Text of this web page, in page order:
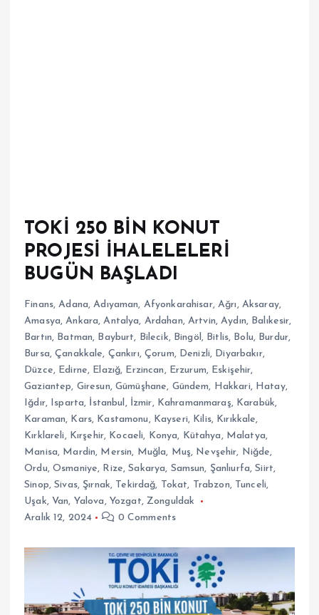
TOKİ 250 BİN KONUT
PROJESİ İHALELELERİ
BUGÜN BAŞLADI
Finans,Adana,Adıyaman, Afyonkarahisar, Ağrı , Aksaray,
Amasya,Ankara,Antalya, Ardahan, Artvin,Aydın, Balıkesir,
Bartın, Batman, Bayburt, Bilecik, Bingöl , Bitlis, Bolu, Burdur,
Bursa,Çanakkale, Çankırı, Çorum, Denizli, Diyarbakır,
Düzce, Edirne, Elazığ, Erzincan , Erzurum, Eskişehir,
Gaziantep, Giresun, Gümüşhane, Gündem, Hakkari, Hatay,
Iğdır, Isparta, İstanbul , İzmir, Kahramanmaraş, Karabük,
Karaman, Kars, Kastamonu , Kayseri, Kilis, Kırıkkale,
Kırklareli , Kırşehir, Kocaeli, Konya, Kütahya , Malatya,
Manisa, Mardin, Mersin, Muğla, Muş, Nevşehir, Niğde,
Ordu, Osmaniye, Rize,Sakarya, Samsun, Şanlıurfa,Siirt,
Sinop,Sivas, Şırnak, Tekirdağ, Tokat, Trabzon, Tunceli,
Uşak, Van, Yalova , Yozgat, Zonguldak
Aralık 12, 2024
0 Comments